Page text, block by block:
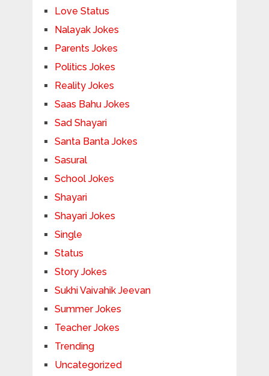
Love Status
Nalayak Jokes
Parents Jokes
Politics Jokes
Reality Jokes
Saas Bahu Jokes
Sad Shayari
Santa Banta Jokes
Sasural
School Jokes
Shayari
Shayari Jokes
Single
Status
Story Jokes
Sukhi Vaivahik Jeevan
Summer Jokes
Teacher Jokes
Trending
Uncategorized